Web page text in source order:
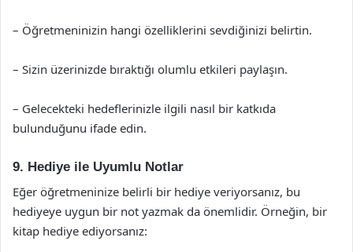
– Öğretmeninizin hangi özelliklerini sevdiğinizi belirtin.
– Sizin üzerinizde bıraktığı olumlu etkileri paylaşın.
– Gelecekteki hedeflerinizle ilgili nasıl bir katkıda
bulunduğunu ifade edin.
9. Hediye ile Uyumlu Notlar
Eğer öğretmeninize belirli bir hediye veriyorsanız, bu
hediyeye uygun bir not yazmak da önemlidir. Örneğin, bir
kitap hediye ediyorsanız: